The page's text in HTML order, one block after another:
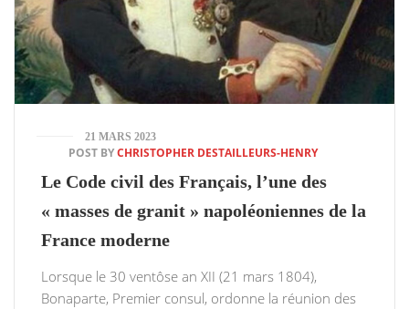
21 MARS 2023
POST BYCHRISTOPHER DESTAILLEURS-HENRY
Le Code civil des Français, l’une des
« masses de granit » napoléoniennes de la
France moderne
Lorsque le 30 ventôse an XII (21 mars 1804),
Bonaparte, Premier consul, ordonne la réunion des